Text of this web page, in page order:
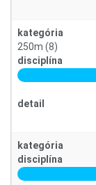
kategória
250m (8)
disciplína
detail
kategória
disciplína